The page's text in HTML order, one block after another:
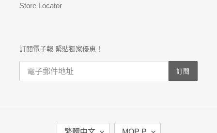
Store Locator
訂閱電子報 緊貼獨家優惠！
訂閱